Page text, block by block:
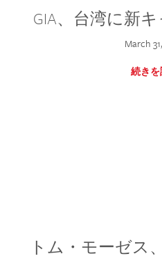
GIA、台湾に新
March
続き
トム・モーゼス